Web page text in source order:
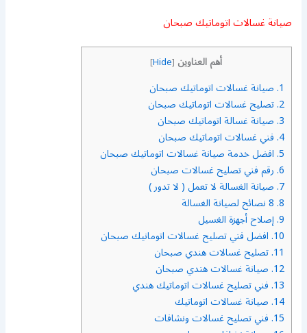
صيانة غسالات اتوماتيك صبحان
أهم العناوين [
Hide
]
1. صيانة غسالات اتوماتيك صبحان
2. تصليح غسالات اتوماتيك صبحان
3. صيانة غسالة اتوماتيك صبحان
4. فني غسالات اتوماتيك صبحان
5. افضل خدمة صيانة غسالات اتوماتيك صبحان
6. رقم فني تصليح غسالات صبحان
7. صيانة الغسالة لا تعمل ( لا تدور )
8.
9. إصلاح أجهزة الغسيل
10. افضل فني تصليح غسالات اتومانيك صبحان
11. تصليح غسالات هندي صبحان
12. صيانة غسالات هندي صبحان
13. فني تصليح غسالات اتوماتيك هندي
14. صيانة غسالات اتوماتيك
15. فني تصليح غسالات ونشافات